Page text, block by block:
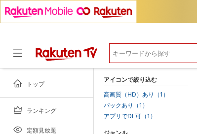
トップ
ランキング
定額見放題
アイコンで絞り込む
高画質（HD）あり（1）
パックあり（1）
アプリでDL可（1）